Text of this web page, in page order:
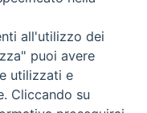
all'utilizzo dei
puoi avere
utilizzati e
Cliccando su